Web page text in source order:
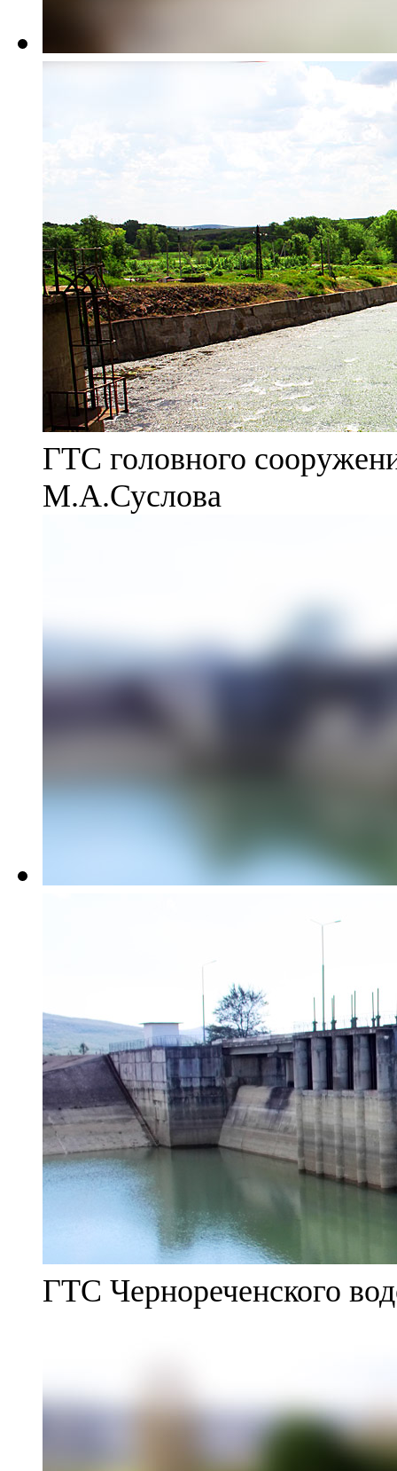
ГТС головного
М.А.Суслова
ГТС Чернореченского